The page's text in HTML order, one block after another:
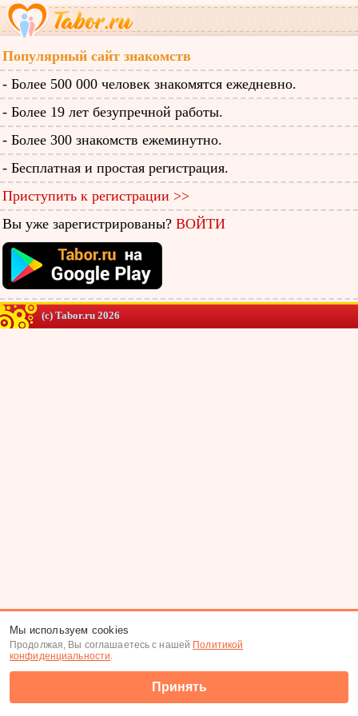
Популярный сайт знакомств
- Более 500 000 человек знакомятся ежедневно.
- Более 19 лет безупречной работы.
- Более 300 знакомств ежеминутно.
- Бесплатная и простая регистрация.
Приступить к регистрации >>
Вы уже зарегистрированы? ВОЙТИ
(c) Tabor.ru 2026
Мы используем cookies
Продолжая, Вы соглашаетесь с нашей Политикой
конфиденциальности.
Принять